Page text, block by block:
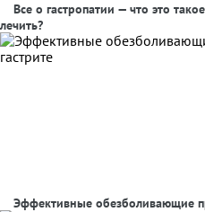
Все о гастропатии — что это
лечить?
Эффективные обезболивающие